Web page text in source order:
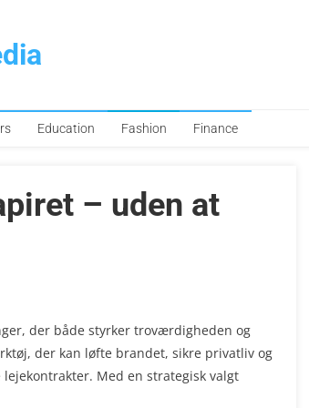
Education Fashion Finance
– uden at
der både styrker troværdigheden og
der kan løfte brandet, sikre privatliv og
Med en strategisk valgt